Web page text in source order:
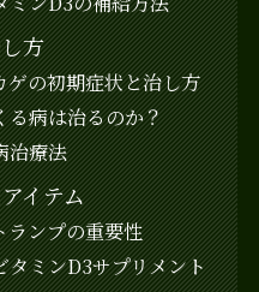
方
ゲの初期症状と治し方
る病は治るのか？
治療法
イテム
ランプの重要性
タミンD3サプリメント